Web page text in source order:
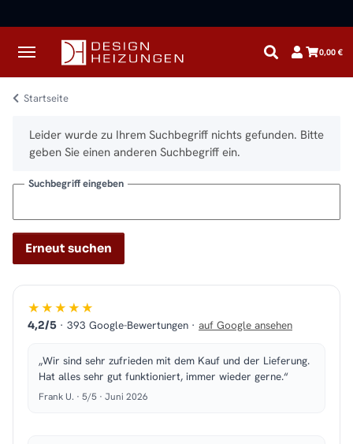
0,00 €
Startseite
x
Leider wurde zu Ihrem Suchbegriff nichts gefunden. Bitte
geben Sie einen anderen Suchbegriff ein.
Suchbegriff eingeben
Erneut suchen
★★★★★
4,2/5 · 393 Google-Bewertungen · auf Google ansehen
„Wir sind sehr zufrieden mit dem Kauf und der Lieferung.
Hat alles sehr gut funktioniert, immer wieder gerne.“
Frank U. · 5/5 · Juni 2026